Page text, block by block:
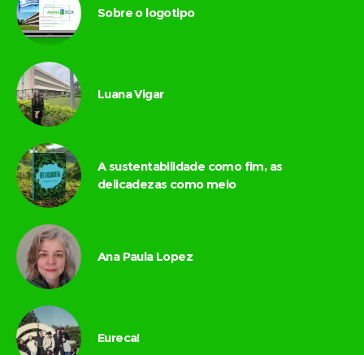
Sobre o logotipo
Luana Vigar
A sustentabilidade como fim, as
delicadezas como meio
Ana Paula Lopez
Eureca!